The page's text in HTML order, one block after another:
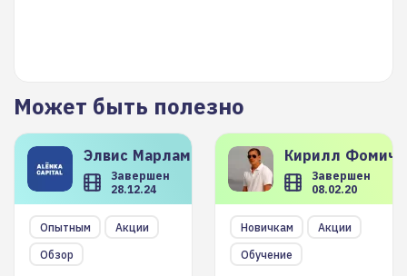
Может быть полезно
Элвис Марламов
Завершен
28.12.24
Опытным
Акции
Обзор
Кирилл
Завершен
08.02.20
Новичкам
Акции
Обучение